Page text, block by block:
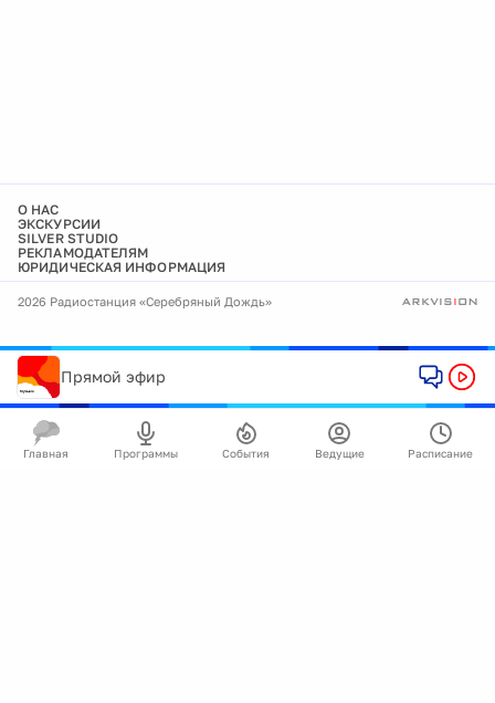
О НАС
ЭКСКУРСИИ
SILVER STUDIO
РЕКЛАМОДАТЕЛЯМ
ЮРИДИЧЕСКАЯ ИНФОРМАЦИЯ
2026 Радиостанция «Серебряный Дождь»
Прямой эфир
Главная Программы События Ведущие Расписание